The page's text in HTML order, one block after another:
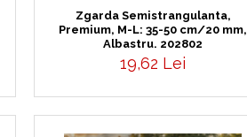
Zgarda Semistrangulanta,
Premium, M-L: 35-50 cm/20 mm,
Albastru, 202802
19,62 Lei